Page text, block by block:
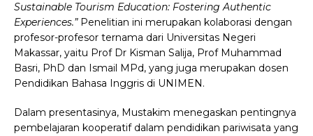
Sustainable Tourism Education: Fostering Authentic
Experiences.”Penelitian ini merupakan kolaborasi dengan
profesor-profesor ternama dari Universitas Negeri
Makassar, yaitu Prof Dr Kisman Salija, Prof Muhammad
Basri, PhD dan Ismail MPd, yang juga merupakan dosen
Pendidikan Bahasa Inggris di UNIMEN.
Dalam presentasinya, Mustakim menegaskan pentingnya
pembelajaran kooperatif dalam pendidikan pariwisata yang